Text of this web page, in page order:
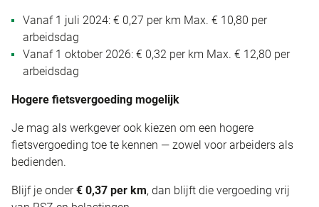
Vanaf 1 juli 2024: € 0,27 per km Max. € 10,80 per
arbeidsdag
Vanaf 1 oktober 2026: € 0,32 per km Max. € 12,80 per
arbeidsdag
Hogere fietsvergoeding mogelijk
Je mag als werkgever ook kiezen om een hogere
fietsvergoeding toe te kennen — zowel voor arbeiders als
bedienden.
Blijf je onder€ 0,37 per km, dan blijft die vergoeding vrij